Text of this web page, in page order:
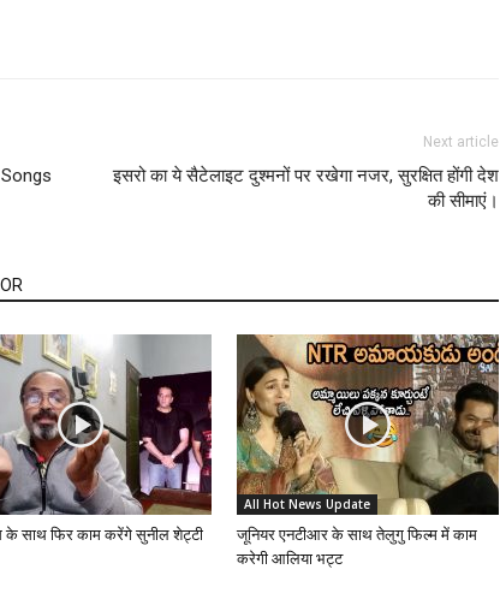
Next article
इसरो का ये सैटेलाइट दुश्मनों पर रखेगा नजर, सुरक्षित होंगी देश
की सीमाएं।
के साथ फिर काम करेंगे सुनील शेट्टी
All Hot News Update
जूनियर एनटीआर के साथ तेलुगु फिल्म में काम
करेगी आलिया भट्ट